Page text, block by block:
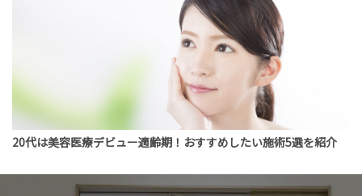
20代は美容医療デビュー適齢期！おすすめしたい施術5選を紹介